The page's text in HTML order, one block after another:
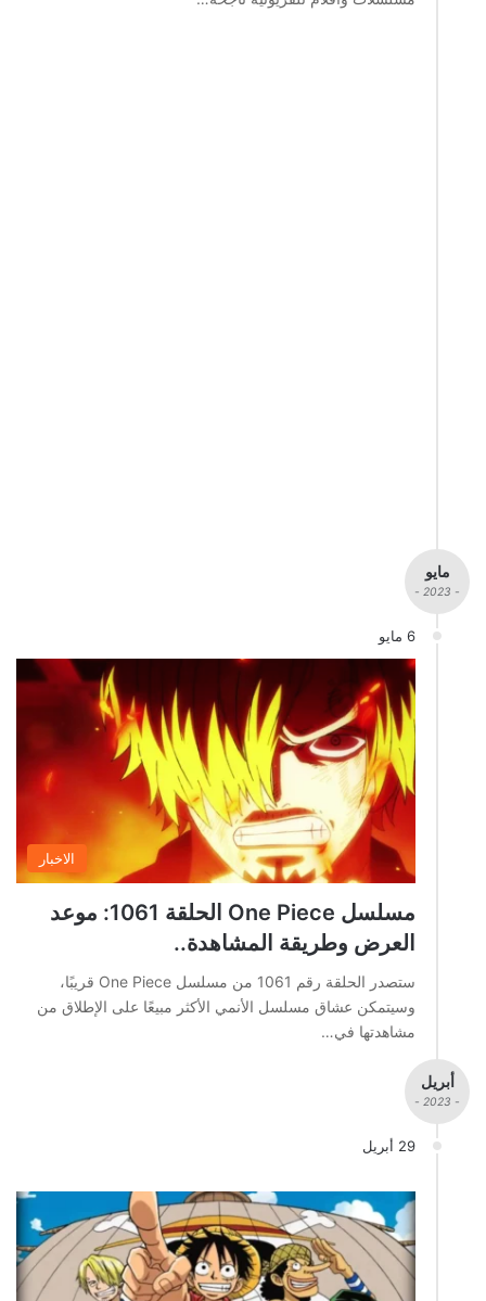
مايو
- 2023 -
6 مايو
الاخبار
مسلسل One Piece الحلقة 1061: موعد
العرض وطريقة المشاهدة..
ستصدر الحلقة رقم 1061 من مسلسل One Piece قريبًا،
وسيتمكن عشاق مسلسل الأنمي الأكثر مبيعًا على الإطلاق من
مشاهدتها في…
أبريل
- 2023 -
29 أبريل